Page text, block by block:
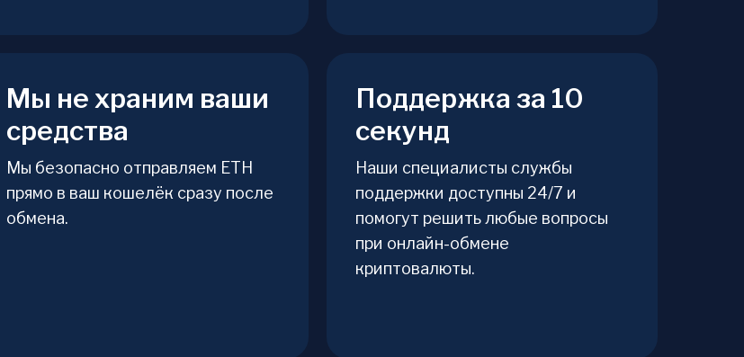
Мы не храним ваши
средства
Мы безопасно отправляем ETH
прямо в ваш кошелёк сразу после
обмена.
Поддержка за 10
секунд
Наши специалисты службы
поддержки доступны 24/7 и
помогут решить любые вопросы
при онлайн-обмене
криптовалюты.